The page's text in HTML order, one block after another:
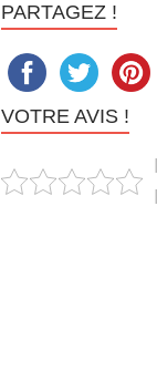
PARTAGEZ !
VOTRE AVIS !